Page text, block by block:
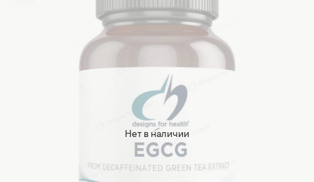
Нет в наличии